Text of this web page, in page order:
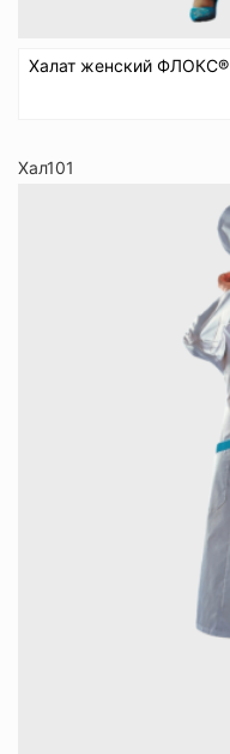
Халат женский ФЛОКС®
Хал101